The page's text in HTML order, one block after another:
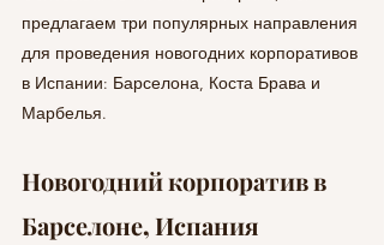
предлагаем три популярных направления
для проведения новогодних корпоративов
в Испании: Барселона, Коста Брава и
Марбелья.
Новогодний корпоратив в
Барселоне, Испания